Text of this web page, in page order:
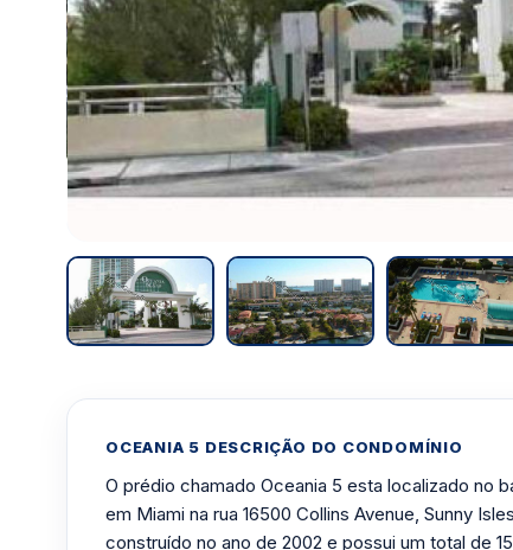
OCEANIA 5 DESCRIÇÃO DO CONDOMÍNIO
O prédio chamado Oceania 5 esta localizado no
em Miami na rua 16500 Collins Avenue, Sunny
construído no ano de 2002 e possui um total de